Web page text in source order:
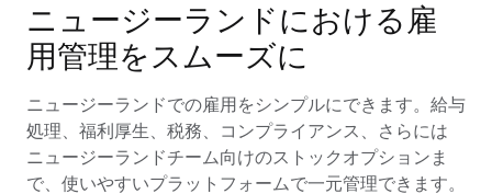
グローバル雇用
グローバル給与処理
コンプライアンス対応の給与処理を手軽に
Employer of Record（EOR）
ソリューション
各国の制度に対応
国別ガイド
/国別のグローバル雇用支援を検索する
リソース
ツールと計算ツール
価格
ニュージーランドにおける雇
用管理をスムーズに
ニュージーランドでの雇用をシンプルにできます。給与
処理、福利厚生、税務、コンプライアンス、さらには
ニュージーランドチーム向けのストックオプションま
で、使いやすいプラットフォームで一元管理できます。